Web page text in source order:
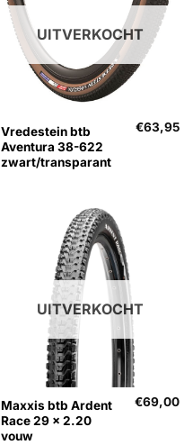
UITVERKOCHT
Vredestein btb
Aventura 38-622
zwart/transparant
€63,95
UITVERKOCHT
Maxxis btb Ardent
Race 29 x 2.20
vouw
€69,00